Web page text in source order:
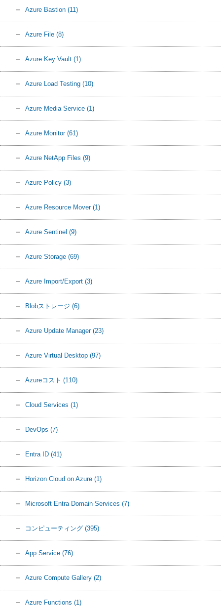
Azure Bastion (11)
Azure File (8)
Azure Key Vault (1)
Azure Load Testing (10)
Azure Media Service (1)
Azure Monitor (61)
Azure NetApp Files (9)
Azure Policy (3)
Azure Resource Mover (1)
Azure Sentinel (9)
Azure Storage (69)
Azure Import/Export (3)
Blobストレージ (6)
Azure Update Manager (23)
Azure Virtual Desktop (97)
Azureコスト (110)
Cloud Services (1)
DevOps (7)
Entra ID (41)
Horizon Cloud on Azure (1)
Microsoft Entra Domain Services (7)
コンピューティング (395)
App Service (76)
Azure Compute Gallery (2)
Azure Functions (1)